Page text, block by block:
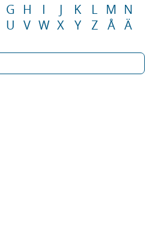
G H I J K L M N
U V W X Y Z Å Ä